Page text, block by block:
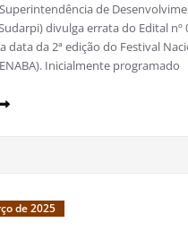
de
divulga errata do Edital nº
data da 2ª edição do Festival
Inicialmente programado
de 2025